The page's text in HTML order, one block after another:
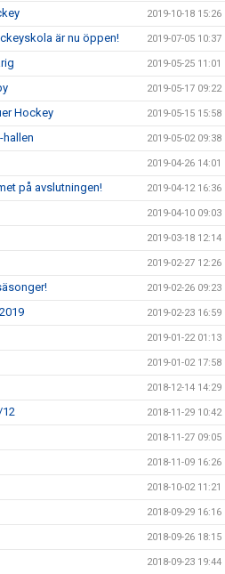
2019-10-18 15:26
är nu öppen! 2019-07-05 10:37
2019-05-25 11:01
2019-05-17 09:22
Hockey 2019-05-15 15:58
hallen 2019-05-02 09:38
2019-04-26 14:01
på avslutningen! 2019-04-12 16:36
2019-04-10 09:03
2019-03-18 12:14
2019-02-27 12:26
2019-02-26 09:23
2019-02-23 16:59
2019-01-22 01:13
2019-01-02 17:58
2018-12-14 14:29
12 2018-11-29 10:42
2018-11-27 09:05
2018-11-09 16:26
2018-10-02 11:21
2018-09-29 16:16
2018-09-26 18:15
2018-09-23 19:44